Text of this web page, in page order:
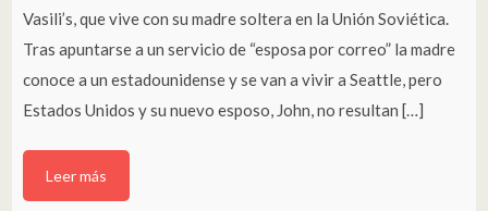
Vasili’s, que vive con su madre soltera en la Unión Soviética.
Tras apuntarse a un servicio de “esposa por correo” la madre
conoce a un estadounidense y se van a vivir a Seattle, pero
Estados Unidos y su nuevo esposo, John, no resultan […]
Leer más